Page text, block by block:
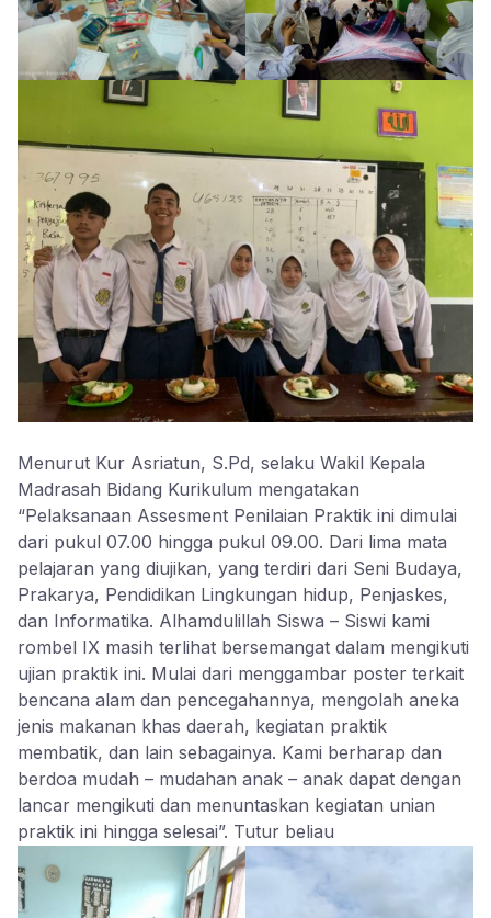
Menurut Kur Asriatun, S.Pd, selaku Wakil Kepala
Madrasah Bidang Kurikulum mengatakan
“Pelaksanaan Assesment Penilaian Praktik ini dimulai
dari pukul 07.00 hingga pukul 09.00. Dari lima mata
pelajaran yang diujikan, yang terdiri dari Seni Budaya,
Prakarya, Pendidikan Lingkungan hidup, Penjaskes,
dan Informatika. Alhamdulillah Siswa – Siswi kami
rombel IX masih terlihat bersemangat dalam mengikuti
ujian praktik ini. Mulai dari menggambar poster terkait
bencana alam dan pencegahannya, mengolah aneka
jenis makanan khas daerah, kegiatan praktik
membatik, dan lain sebagainya. Kami berharap dan
berdoa mudah – mudahan anak – anak dapat dengan
lancar mengikuti dan menuntaskan kegiatan unian
praktik ini hingga selesai”. Tutur beliau